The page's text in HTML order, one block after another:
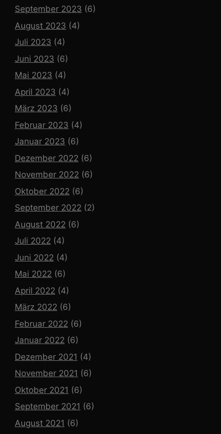
September 2023 (6)
August 2023 (4)
Juli 2023 (4)
Juni 2023 (6)
Mai 2023 (4)
April 2023 (4)
März 2023 (6)
Februar 2023 (4)
Januar 2023 (6)
Dezember 2022 (6)
November 2022 (6)
Oktober 2022 (6)
September 2022 (2)
August 2022 (6)
Juli 2022 (4)
Juni 2022 (4)
Mai 2022 (6)
April 2022 (4)
März 2022 (6)
Februar 2022 (6)
Januar 2022 (6)
Dezember 2021 (4)
November 2021 (6)
Oktober 2021 (6)
September 2021 (6)
August 2021 (6)